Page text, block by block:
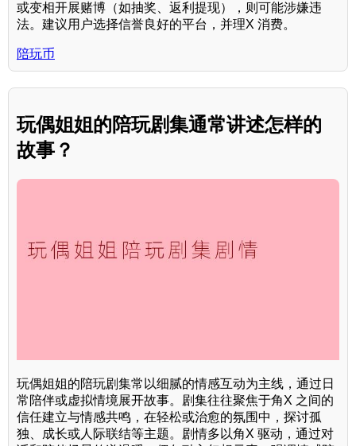
或变相开展赌博（如抽奖、返利提现），则可能涉嫌违
法。建议用户选择信誉良好的平台，并理X 消费。
陪玩币
玩偶姐姐的陪玩剧集通常讲述怎样的
故事？
玩偶姐姐的陪玩剧集常以细腻的情感互动为主线，通过日
常陪伴或虚拟情境展开故事。剧集往往聚焦于角X 之间的
信任建立与情感共鸣，在轻松或治愈的氛围中，探讨孤
独、成长或人际联结等主题。剧情多以角X 驱动，通过对